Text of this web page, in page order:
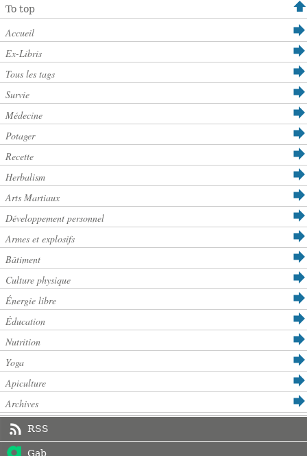
To top
Accueil
Ex-Libris
Tous les tags
Survie
Médecine
Potager
Recette
Herbalism
Arts Martiaux
Développement personnel
Armes et explosifs
Bâtiment
Culture physique
Énergie libre
Éducation
Nutrition
Yoga
Apiculture
Archives
RSS
Gab